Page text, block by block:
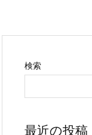
検索
最近の投稿